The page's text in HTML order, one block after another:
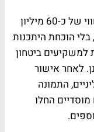
לדבריו, בגיוס הראשון החברה הייתה בשווי של כ-60 מיליון
בקופה, בלי הוכחת היתכנות
למשקיעים ביטחון
לאחר אישור
התמונה
החלו